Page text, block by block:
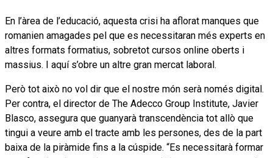
En l’àrea de l’educació, aquesta crisi ha aflorat manques que
romanien amagades pel que es necessitaran més experts en
altres formats formatius, sobretot cursos online oberts i
massius. I aquí s’obre un altre gran mercat laboral.
Però tot això no vol dir que el nostre món serà només digital.
Per contra, el director de The Adecco Group Institute, Javier
Blasco, assegura que guanyarà transcendència tot allò que
tingui a veure amb el tracte amb les persones, des de la part
baixa de la piràmide fins a la cúspide. “Es necessitarà formar